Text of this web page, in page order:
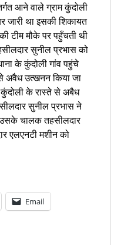
आने वाले ग्राम कुंदोली
जारी था इसकी शिकायत
टीम मौके पर पहुँचती थी
सुनील प्रभास को
के कुंदोली गांव पहुंचे
अवैध उत्खनन किया जा
कुंदोली के रास्ते से अबैध
सुनील प्रभास ने
चालक तहसीलदार
एलएनटी मशीन को
Email